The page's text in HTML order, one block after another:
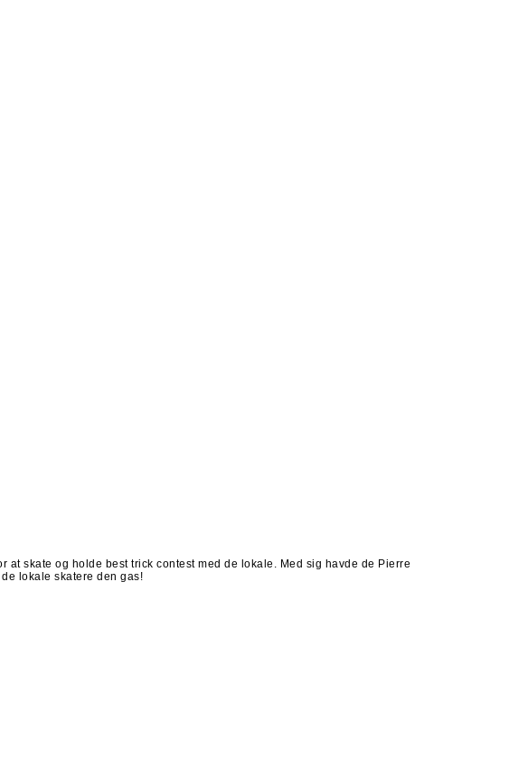
at skate og holde best trick contest med de lokale. Med sig havde de Pierre
lokale skatere den gas!